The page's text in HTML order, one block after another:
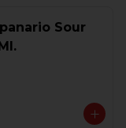
Sour